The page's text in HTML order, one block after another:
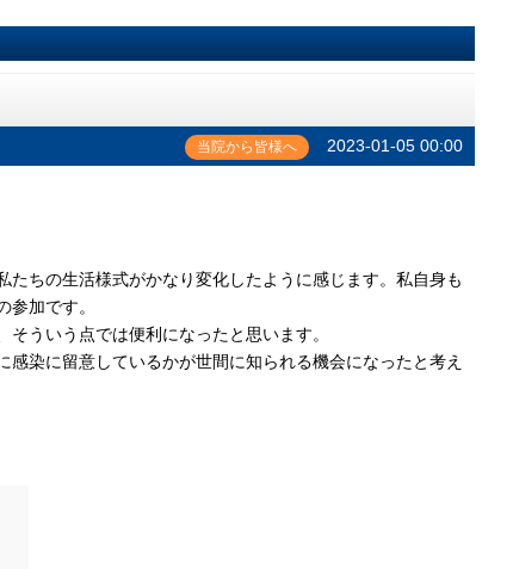
当院から皆様へ 2023-01-05 00:00
ちの生活様式がかなり変化したように感じます。私自身も
加です。
ういう点では便利になったと思います。
染に留意しているかが世間に知られる機会になったと考え